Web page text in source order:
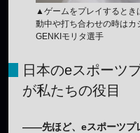
▲ゲームをプレイするとき
動中や打ち合わせの時は
GENKIモリタ選手
日本のeスポーツ
が私たちの役目
——先ほど、eスポーツプ